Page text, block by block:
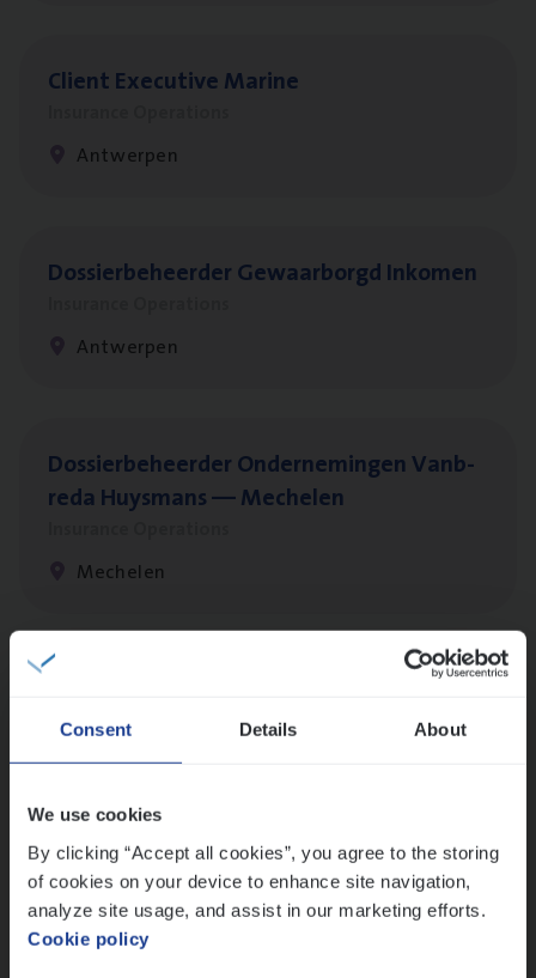
Consent Details About
We use cookies
By clicking “Accept all cookies”, you agree to the storing
of cookies on your device to enhance site navigation,
analyze site usage, and assist in our marketing efforts.
Cookie policy
Client Exe­cu­ti­ve Marine
Antwerpen
Dos­sier­be­heer­der Gewaar­borgd Inkomen
Antwerpen
Dos­sier­be­heer­der Onder­ne­min­gen Van­b­
re­da Huys­mans — Mechelen
Mechelen
Dos­sier­be­heer­der Pro­per­ty verzekeringen
Insurance Operations
Antwerpen en Hasselt
Dos­sier­be­heer­der ver­ze­ke­rin­gen — Soci­al
Pro­fit en Public
Insurance Operations